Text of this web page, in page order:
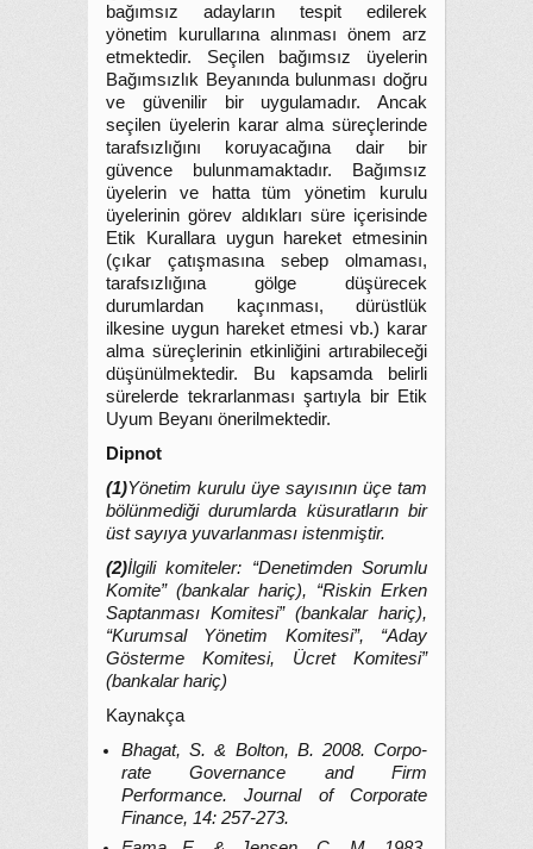
bağımsız adayların tespit edilerek
yönetim kurullarına alınması önem arz
etmektedir. Seçilen bağımsız üyelerin
Bağımsızlık Beyanında bulunması doğru
ve güvenilir bir uygulamadır. Ancak
seçilen üyelerin karar alma süreçlerinde
tarafsızlığını koruyacağına dair bir
güvence bulunmamaktadır. Bağımsız
üyelerin ve hatta tüm yönetim kurulu
üyelerinin görev aldıkları süre içerisinde
Etik Kurallara uygun hareket etmesinin
(çıkar çatışmasına sebep olmaması,
tarafsızlığına gölge düşürecek
durumlardan kaçınması, dürüstlük
ilkesine uygun hareket etmesi vb.) karar
alma süreçlerinin etkinliğini artırabileceği
düşünülmektedir. Bu kapsamda belirli
sürelerde tekrarlanması şartıyla bir Etik
Uyum Beyanı önerilmektedir.
Dipnot
(1)Yönetim kurulu üye sayısının üçe tam
bölünmediği durumlarda küsuratların bir
üst sayıya yuvarlanması istenmiştir.
(2)İlgili komiteler: “Denetimden Sorumlu
Komite” (bankalar hariç), “Riskin Erken
Saptanması Komitesi” (bankalar hariç),
“Kurumsal Yönetim Komitesi”, “Aday
Gösterme Komitesi, Ücret Komitesi”
(bankalar hariç)
Kaynakça
Bhagat, S. & Bolton, B. 2008. Corpo-
rate Governance and Firm
Performance. Journal of Corporate
Finance, 14: 257-273.